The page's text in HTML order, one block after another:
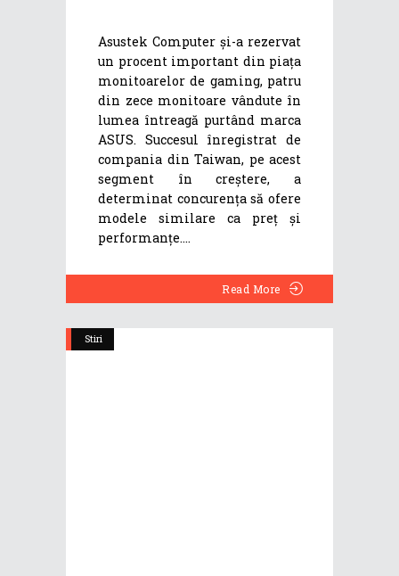
Asustek Computer și-a rezervat
un procent important din piața
monitoarelor de gaming, patru
din zece monitoare vândute în
lumea întreagă purtând marca
ASUS. Succesul înregistrat de
compania din Taiwan, pe acest
segment în creștere, a
determinat concurența să ofere
modele similare ca preț și
performanțe.
Read More
Stiri